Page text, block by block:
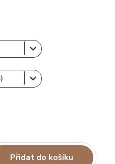
Přidat do košíku